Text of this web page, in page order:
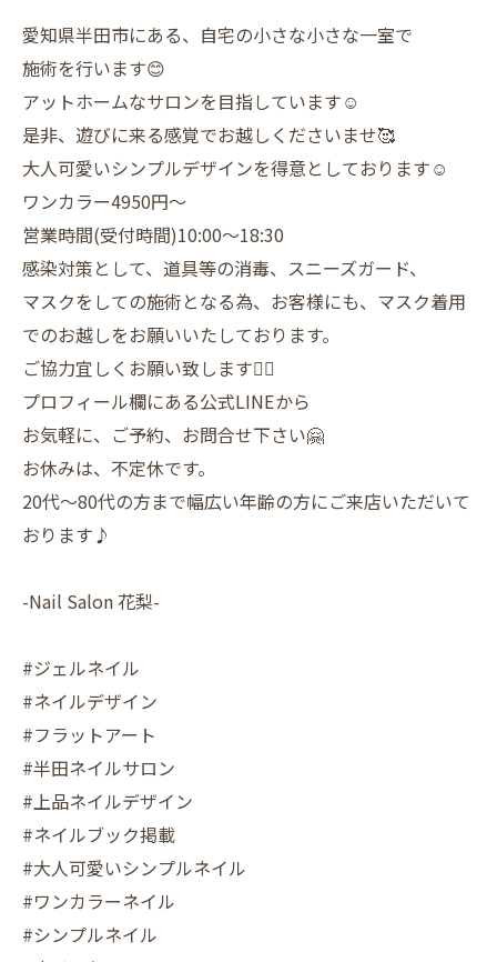
愛知県半田市にある、自宅の小さな小さな一室で
施術を行います😊
アットホームなサロンを目指しています☺️
是非、遊びに来る感覚でお越しくださいませ🥰
大人可愛いシンプルデザインを得意としております☺️
ワンカラー4950円〜
営業時間(受付時間)10:00〜18:30
感染対策として、道具等の消毒、スニーズガード、
マスクをしての施術となる為、お客様にも、マスク着用
でのお越しをお願いいたしております。
ご協力宜しくお願い致します🙇‍♀️
プロフィール欄にある公式LINEから
お気軽に、ご予約、お問合せ下さい🤗
お休みは、不定休です。
20代〜80代の方まで幅広い年齢の方にご来店いただいて
おります♪
-Nail Salon 花梨-
#ジェルネイル
#ネイルデザイン
#フラットアート
#半田ネイルサロン
#上品ネイルデザイン
#ネイルブック掲載
#大人可愛いシンプルネイル
#ワンカラーネイル
#シンプルネイル